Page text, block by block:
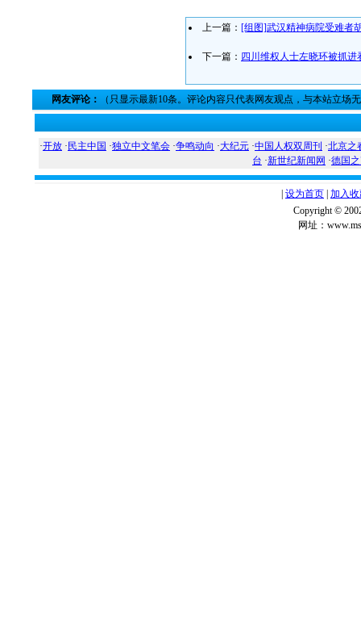
上一篇： [组图]武汉精神病院受难者
下一篇： 四川维权人士左晓环被抓进
网友评论： （只显示最新10条。评论内容只代表网友观点，与本站立场
·开放 · 民主中国 ·独立中文笔会 ·争鸣动向 ·大纪元 ·中国人权双周刊 ·北京之
台 ·新世纪新闻网 ·德国
设为首页 加入
Copyright ©
网址：